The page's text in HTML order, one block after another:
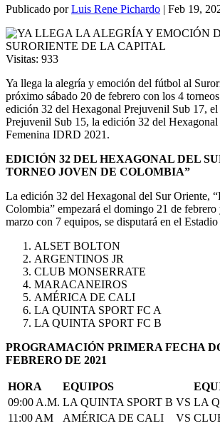
Publicado porLuis Rene Pichardo | Feb 19,
Visitas: 933
Ya llega la alegría y emoción del fútbol al
próximo sábado 20 de febrero con los 4
edición 32 del Hexagonal Prejuvenil Sub 17,
Prejuvenil Sub 15, la edición 32 del
Femenina IDRD 2021.
EDICIÓN 32 DEL HEXAGONAL DEL
TORNEO JOVEN DE COLOMBIA”
La edición 32 del Hexagonal del Sur Oriente,
Colombia” empezará el domingo 21 de
marzo con 7 equipos, se disputará en el
ALSET BOLTON
ARGENTINOS JR
CLUB MONSERRATE
MARACANEIROS
AMÉRICA DE CALI
LA QUINTA SPORT FC A
LA QUINTA SPORT FC B
PROGRAMACIÓN PRIMERA FECHA
FEBRERO DE 2021
HORA EQUIPOS
09:00 A.M. LA QUINTA SPORT B VS LA
11:00 AM
AMÉRICA DE CALI VS